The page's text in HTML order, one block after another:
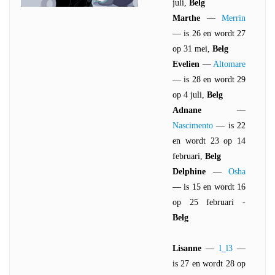
juli, Belg
Marthe — Merrin
— is 26 en wordt 27
op 31 mei, Belg
Evelien — Altomare
— is 28 en wordt 29
op 4 juli, Belg
Adnane —
Nascimento — is 22
en wordt 23 op 14
februari, Belg
Delphine — Osha
— is 15 en wordt 16
op 25 februari -
Belg
Lisanne — l_l3—
is 27 en wordt 28 op